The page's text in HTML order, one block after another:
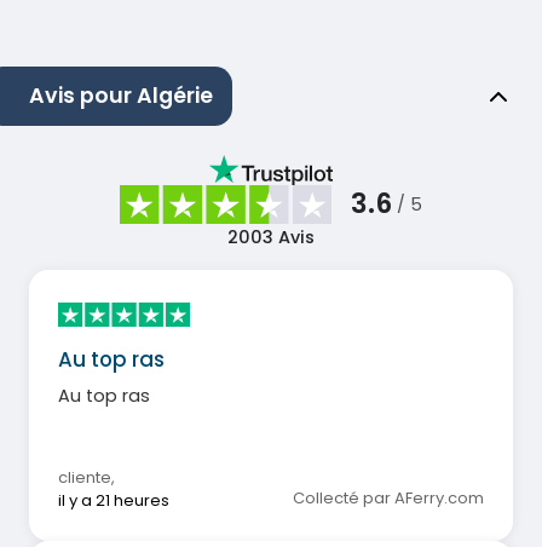
Avis pour Algérie
3.6 / 5
2003 Avis
Au top ras
Au top ras
cliente,
il y a 21 heures
Collecté par AFerry.com